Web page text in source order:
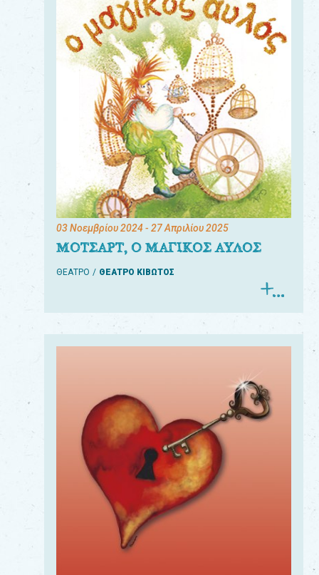
03 Νοεμβρίου 2024- 27 Απριλίου 2025
ΜΟΤΣΑΡΤ, Ο ΜΑΓΙΚΟΣ ΑΥΛΟΣ
ΘΕΑΤΡΟ ΘΕΑΤΡΟ ΚΙΒΩΤΟΣ